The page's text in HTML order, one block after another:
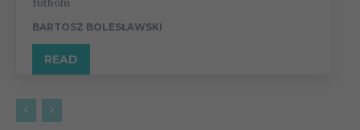
BARTOSZ BOLESŁAWSKI
READ